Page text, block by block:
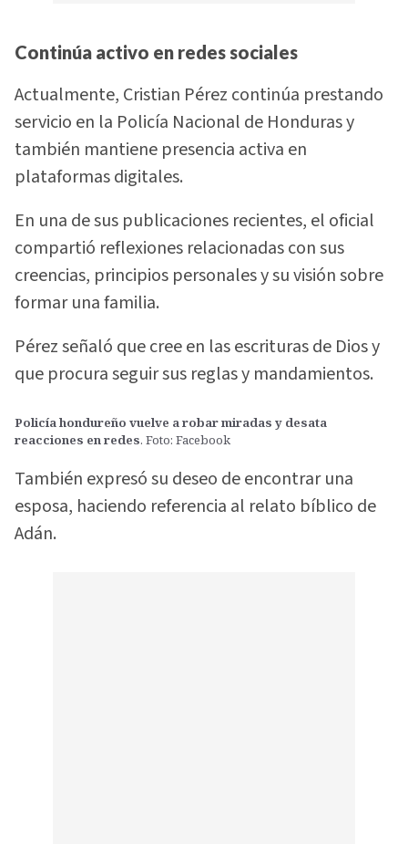
Continúa activo en redes sociales
Actualmente, Cristian Pérez continúa prestando
servicio en la Policía Nacional de Honduras y
también mantiene presencia activa en
plataformas digitales.
En una de sus publicaciones recientes, el oficial
compartió reflexiones relacionadas con sus
creencias, principios personales y su visión sobre
formar una familia.
Pérez señaló que cree en las escrituras de Dios y
que procura seguir sus reglas y mandamientos.
Policía hondureño vuelve a robar miradas y desata
reacciones en redes. Foto: Facebook
También expresó su deseo de encontrar una
esposa, haciendo referencia al relato bíblico de
Adán.